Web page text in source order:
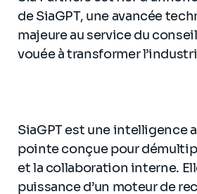
de SiaGPT, une avancée
majeure au service du
vouée à transformer
SiaGPT est une intelligence
pointe conçue pour
et la collaboration interne.
puissance d’un moteur de